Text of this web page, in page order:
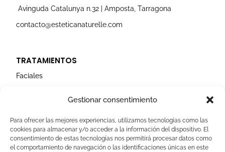
Gestionar consentimiento
Para ofrecer las mejores experiencias, utilizamos tecnologías como las
cookies para almacenar y/o acceder a la información del dispositivo. El
consentimiento de estas tecnologías nos permitirá procesar datos como
el comportamiento de navegación o las identificaciones únicas en este
Avinguda Catalunya n.32 | Amposta, Tarragona
contacto@esteticanaturelle.com
TRATAMIENTOS
Faciales
AVISOS LEGALES